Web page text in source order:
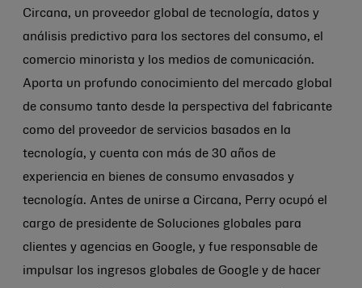
Circana, un proveedor global de tecnología, datos y
análisis predictivo para los sectores del consumo, el
comercio minorista y los medios de comunicación.
Aporta un profundo conocimiento del mercado global
de consumo tanto desde la perspectiva del fabricante
como del proveedor de servicios basados en la
tecnología, y cuenta con más de 30 años de
experiencia en bienes de consumo envasados y
tecnología. Antes de unirse a Circana, Perry ocupó el
cargo de presidente de Soluciones globales para
clientes y agencias en Google, y fue responsable de
impulsar los ingresos globales de Google y de hacer